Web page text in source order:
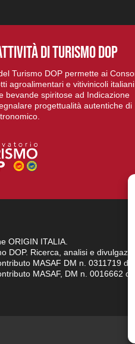
DI TURISMO DOP
Turismo DOP permette ai
agroalimentari e vitivinicoli italiani
bevande spiritose ad Indicazione
progettualità autentiche di
ORIGIN ITALIA.
DOP. Ricerca, analisi e
MASAF DM n. 0311719
MASAF, DM n. 0016662